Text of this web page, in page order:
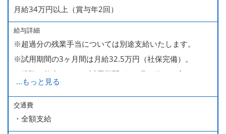
月給34万円以上（賞与年2回）
給与詳細
※超過分の残業手当については別途支給いたします。
※試用期間の3ヶ月間は月給32.5万円（社保完備）。
経験・能力により、試用期間が1ヶ月で終わる方もいま
す。
※上記月給には、一律支給のみなし残業手当（月65時間
分・10万円）を含んでいます。
...もっと見る
交通費
・全額支給